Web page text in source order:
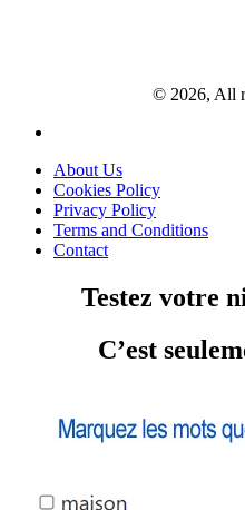
© 2026, All
About Us
Cookies Policy
Privacy Policy
Terms and Conditions
Contact
Testez votre
C’est